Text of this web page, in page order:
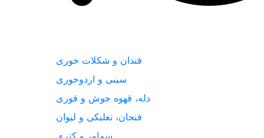
قندان و شکلات خوری
سینی و اردوخوری
دله، قهوه جوش و قوری
فنجان، نعلبکی و لیوان
سماور و کتری